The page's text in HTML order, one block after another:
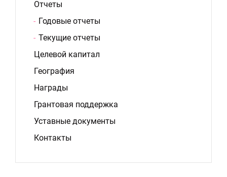
Отчеты
Годовые отчеты
Текущие отчеты
Целевой капитал
География
Награды
Грантовая поддержка
Уставные документы
Контакты